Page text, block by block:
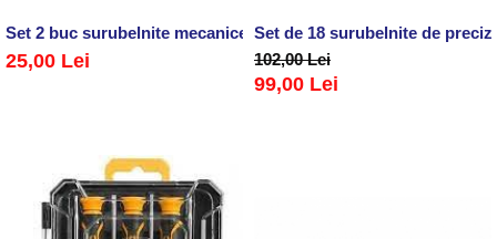
Set 2 buc surubelnite mecanice, ranforsate, SL6, PH2
25,00 Lei
Set de 18 surubelnite de
102,00 Lei
99,00 Lei